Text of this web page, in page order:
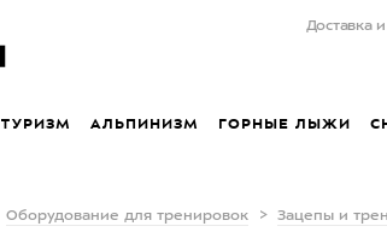
Доставка
ТУРИЗМ АЛЬПИНИЗМ ГОРНЫЕ ЛЫЖИ
Оборудование для тренировок Зацепы и